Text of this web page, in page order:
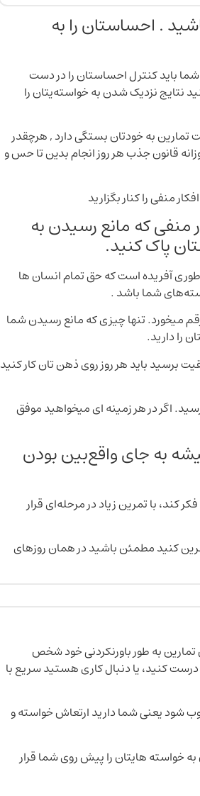
. احساستان را به
باید کنترل احساستان را در دست
نتایج نزدیک شدن به خواسته‌یتان را
تمارین به خودتان بستگی دارد , هرچقدر
قانون جذب هر روز انجام بدین تا حس و
منفی را کنار بگزارید
منفی که مانع رسیدن به
پاک کنید.
آفریده است که حق تمام انسان ها
شما باشد .
میخورد. تنها چیزی که مانع رسیدن شما
را دارید.
برسید باید هر روز روی ذهن تان کار کنید
اگر در هر زمینه ای میخواهید موفق
به جای واقع‌بین بودن
کند، با تمرین زیاد در مرحله‌ای قرار
کنید مطمئن باشید در همان روزهای
به طور باورنکردنی خود شخص
درست کنید، یا دنبال کاری هستید سریع با
شود یعنی شما دارید ارتعاش خواسته و
خواسته هایتان را پیش روی شما قرار